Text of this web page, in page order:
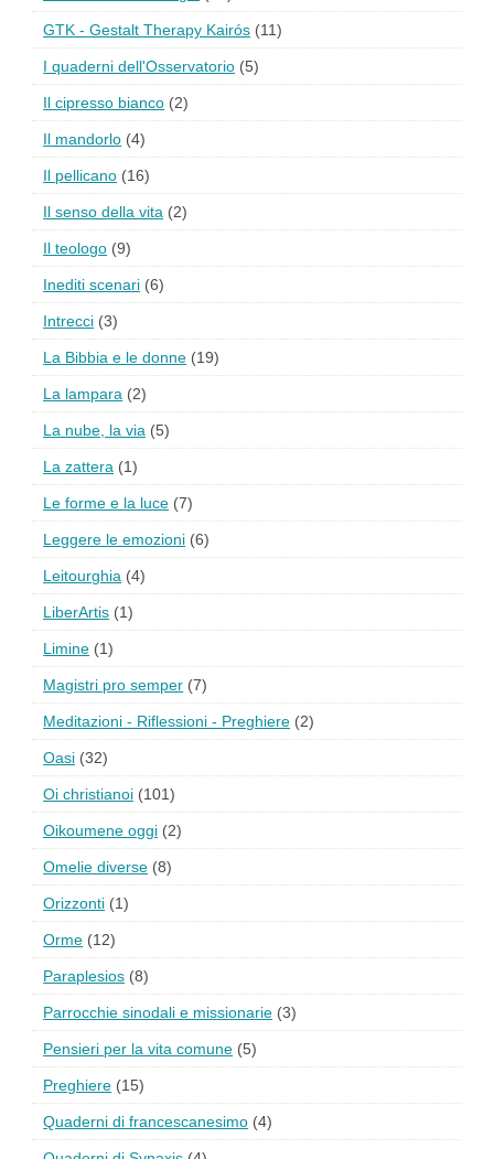
GTK - Gestalt Therapy Kairós (11)
I quaderni dell'Osservatorio (5)
Il cipresso bianco (2)
Il mandorlo (4)
Il pellicano (16)
Il senso della vita (2)
Il teologo (9)
Inediti scenari (6)
Intrecci (3)
La Bibbia e le donne (19)
La lampara (2)
La nube, la via (5)
La zattera (1)
Le forme e la luce (7)
Leggere le emozioni (6)
Leitourghia (4)
LiberArtis (1)
Limine (1)
Magistri pro semper (7)
Meditazioni - Riflessioni - Preghiere (2)
Oasi (32)
Oi christianoi (101)
Oikoumene oggi (2)
Omelie diverse (8)
Orizzonti (1)
Orme (12)
Paraplesios (8)
Parrocchie sinodali e missionarie (3)
Pensieri per la vita comune (5)
Preghiere (15)
Quaderni di francescanesimo (4)